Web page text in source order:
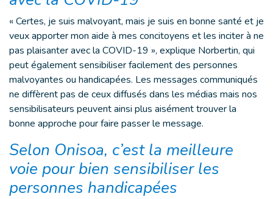
« Certes, je suis malvoyant, mais je suis en bonne santé et je
veux apporter mon aide à mes concitoyens et les inciter à ne
pas plaisanter avec la COVID-19 », explique Norbertin, qui
peut également sensibiliser facilement des personnes
malvoyantes ou handicapées. Les messages communiqués
ne diffèrent pas de ceux diffusés dans les médias mais nos
sensibilisateurs peuvent ainsi plus aisément trouver la
bonne approche pour faire passer le message.
Selon Onisoa, c’est la meilleure
voie pour bien sensibiliser les
personnes handicapées